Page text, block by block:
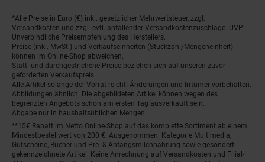
Fußnoten
*Alle Preise in Euro (€) inkl. gesetzlicher Mehrwertsteuer, zzgl.
Versandkosten und zzgl. evtl. anfallender Versandkostenzuschläge. UVP:
Unverbindliche Preisempfehlung des Herstellers.
Preise (inkl. MwSt.) und Verkaufseinheiten (Stückzahl/Mengeneinheit)
können im Online-Shop abweichen.
Statt- und durchgestrichene Preise beziehen sich auf unseren zuvor
geforderten Verkaufspreis.
Alle Artikel solange der Vorrat reicht! Änderungen und Irrtümer vorbehalten.
Abbildungen ähnlich. Die abgebildeten Artikel können wegen des
begrenzten Angebots schon am ersten Tag ausverkauft sein.
Abgabe nur in haushaltsüblichen Mengen!
**15€ Rabatt im Netto Online-Shop auf das komplette Sortiment ab einem
Mindestbestellwert von 200 €. Ausgenommen: Kategorie Multimedia,
Gutscheine, Bücher und Pre- & Anfangsmilchnahrung sowie gesondert
gekennzeichnete Artikel. Keine Anrechnung auf Versandkosten und Filial-